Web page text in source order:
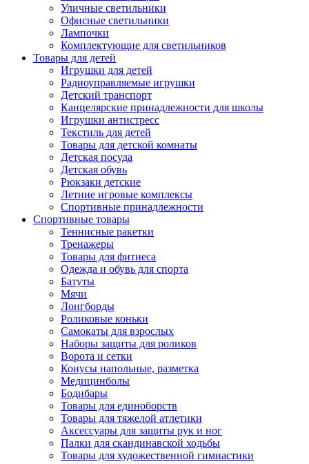
Уличные светильники
Офисные светильники
Лампочки
Комплектующие для светильников
Товары для детей
Игрушки для детей
Радиоуправляемые игрушки
Детский транспорт
Канцелярские принадлежности для школы
Игрушки антистресс
Текстиль для детей
Товары для детской комнаты
Детская посуда
Детская обувь
Рюкзаки детские
Летние игровые комплексы
Спортивные принадлежности
Спортивные товары
Теннисные ракетки
Тренажеры
Товары для фитнеса
Одежда и обувь для спорта
Батуты
Мячи
Лонгборды
Роликовые коньки
Самокаты для взрослых
Наборы защиты для роликов
Ворота и сетки
Конусы напольные, разметка
Медицинболы
Бодибары
Товары для единоборств
Товары для тяжелой атлетики
Аксессуары для защиты рук и ног
Палки для скандинавской ходьбы
Товары для художественной гимнастики